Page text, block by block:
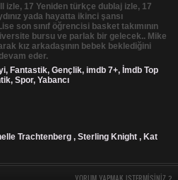
izle, 17 Yeniden türkçe dublaj izle, 17
yada hayatta ikinci şansı
son sınıf öğrencisi basket takımının
bursu ve parlak bir gelecek.. Mike
kız arkadaşının bebek beklediğini
eder.
, Fantastik, Gençlik, imdb 7+, İmdb Top
, Spor, Yabancı
Trachtenberg , Sterling Knight , Kat